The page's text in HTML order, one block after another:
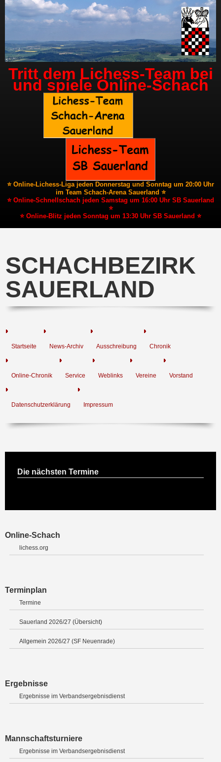
Tritt dem Lichess-Team bei
und spiele Online-Schach
⭐ Online-Lichess-Liga jeden Donnerstag und Sonntag um 20:00 Uhr
im Team Schach-Arena Sauerland ⭐
⭐ Online-Schnellschach jeden Samstag um 16:00 Uhr SB Sauerland
⭐
⭐ Online-Blitz jeden Sonntag um 13:30 Uhr SB Sauerland ⭐
SCHACHBEZIRK
SAUERLAND
Startseite News-Archiv Ausschreibung Chronik
Online-Chronik Service Weblinks Vereine Vorstand
Datenschutzerklärung Impressum
Die nächsten Termine
Online-Schach
lichess.org
Terminplan
Termine
Sauerland 2026/27 (Übersicht)
Allgemein 2026/27 (SF Neuenrade)
Ergebnisse
Ergebnisse im Verbandsergebnisdienst
Mannschaftsturniere
Ergebnisse im Verbandsergebnisdienst